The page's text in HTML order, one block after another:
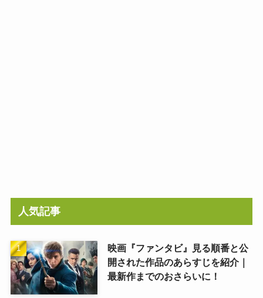
人気記事
映画『ファンタビ』見る順番と公
開された作品のあらすじを紹介｜
最新作までのおさらいに！